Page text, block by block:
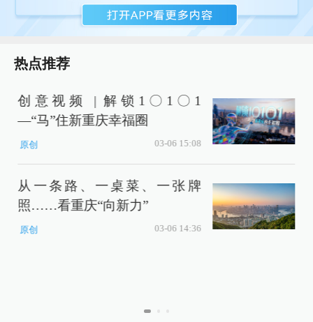
热点推荐
创意视频 | 解锁1〇1〇1
—“马”住新重庆幸福圈
原创 03-06 15:08
从一条路、一桌菜、一张牌
照……看重庆“向新力”
原创 03-06 14:36